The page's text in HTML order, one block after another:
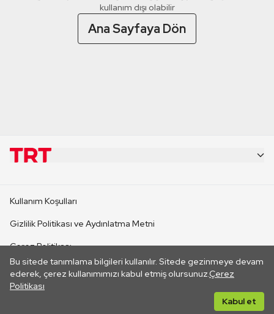
kullanım dışı olabilir
Ana Sayfaya Dön
Bu sitede tanımlama bilgileri kullanılır. Sitede gezinmeye devam
ederek, çerez kullanımımızı kabul etmiş olursunuz.Çerez
Politikası
Kabul et
CANLI YAYINLAR
Kullanım Koşulları
Gizlilik Politikası ve Aydınlatma Metni
Çerez Politikası
İletişim
Her hakkı saklıdır. ©2026 TRT. Bağlantı yoluyla gidilen dış